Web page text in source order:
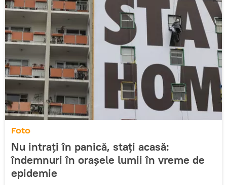
Foto
Nu intrați în panică, stați acasă:
îndemnuri în orașele lumii în vreme de
epidemie